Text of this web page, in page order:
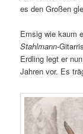
es den Großen
Emsig wie kaum
Stahlmann-
Erdling legt er
Jahren vor. Es